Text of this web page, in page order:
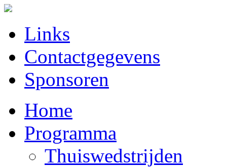
Links
Contactgegevens
Sponsoren
Home
Programma
Thuiswedstrijden